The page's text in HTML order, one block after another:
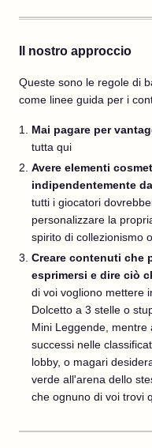
Il nostro approccio
Queste sono le regole di
come linee guida per i
Mai pagare per
tutta qui
Avere elementi
indipendentemente
tutti i giocatori
personalizzare la
spirito di collezionismo
Creare contenuti che
esprimersi e dire ciò
di voi vogliono mettere
Dolcetto a 3 stelle o
Mini Leggende,
successi nelle
lobby, o magari
verde all'arena dello
che ognuno di voi trovi